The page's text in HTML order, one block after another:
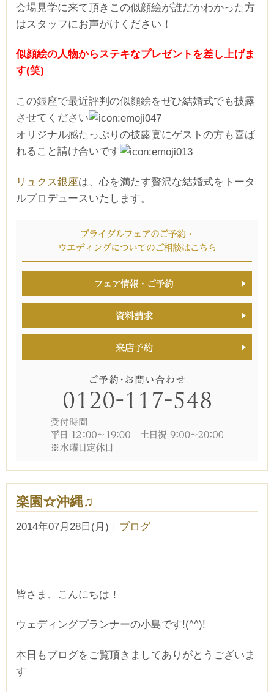
会場見学に来て頂きこの似顔絵が誰だかわかった方
はスタッフにお声がけください！
似顔絵の人物からステキなプレゼントを差し上げま
す(笑)
この銀座で最近評判の似顔絵をぜひ結婚式でも披露
させてください
オリジナル感たっぷりの披露宴にゲストの方も喜ば
れること請け合いです
リュクス銀座は、心を満たす贅沢な結婚式をトータ
ルプロデュースいたします。
楽園☆沖縄♫
2014年07月28日(月) ｜ ブログ
皆さま、こんにちは！
ウェディングプランナーの小島です!(^^)!
本日もブログをご覧頂きましてありがとうございま
す
ブライダルフェア